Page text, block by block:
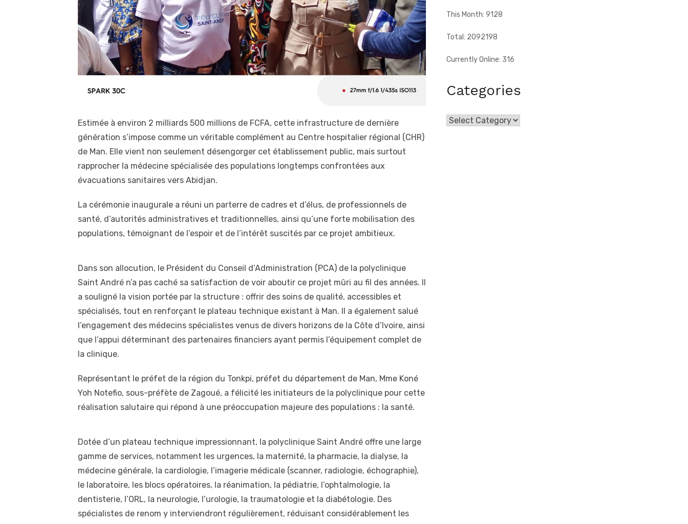
Estimée à environ 2 milliards 500 millions de FCFA, cette infrastructure de dernière
génération s’impose comme un véritable complément au Centre hospitalier régional (CHR)
de Man. Elle vient non seulement désengorger cet établissement public, mais surtout
rapprocher la médecine spécialisée des populations longtemps confrontées aux
évacuations sanitaires vers Abidjan.
La cérémonie inaugurale a réuni un parterre de cadres et d’élus, de professionnels de
santé, d’autorités administratives et traditionnelles, ainsi qu’une forte mobilisation des
populations, témoignant de l’espoir et de l’intérêt suscités par ce projet ambitieux.
Dans son allocution, le Président du Conseil d’Administration (PCA) de la polyclinique
Saint André n’a pas caché sa satisfaction de voir aboutir ce projet mûri au fil des années. Il
a souligné la vision portée par la structure : offrir des soins de qualité, accessibles et
spécialisés, tout en renforçant le plateau technique existant à Man. Il a également salué
l’engagement des médecins spécialistes venus de divers horizons de la Côte d’Ivoire, ainsi
que l’appui déterminant des partenaires financiers ayant permis l’équipement complet de
la clinique.
Représentant le préfet de la région du Tonkpi, préfet du département de Man, Mme Koné
Yoh Notefio, sous-préfète de Zagoué, a félicité les initiateurs de la polyclinique pour cette
réalisation salutaire qui répond à une préoccupation majeure des populations : la santé.
Dotée d’un plateau technique impressionnant, la polyclinique Saint André offre une large
gamme de services, notamment les urgences, la maternité, la pharmacie, la dialyse, la
médecine générale, la cardiologie, l’imagerie médicale (scanner, radiologie, échographie),
le laboratoire, les blocs opératoires, la réanimation, la pédiatrie, l’ophtalmologie, la
dentisterie, l’ORL, la neurologie, l’urologie, la traumatologie et la diabétologie. Des
spécialistes de renom y interviendront régulièrement, réduisant considérablement les
This Month: 9128
Total: 2092198
Currently Online: 316
Categories
Categories